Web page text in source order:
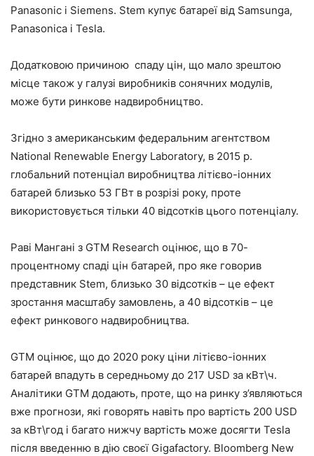
Panasonic і Siemens. Stem купує батареї від Samsunga,
Panasonica і Tesla.
Додатковою причиною спаду цін, що мало зрештою
місце також у галузі виробників сонячних модулів,
може бути ринкове надвиробництво.
Згідно з американським федеральним агентством
National Renewable Energy Laboratory, в 2015 р.
глобальний потенціал виробництва літієво-іонних
батарей близько 53 ГВт в розрізі року, проте
використовується тільки 40 відсотків цього потенціалу.
Раві Мангані з GTM Research оцінює, що в 70-
процентному спаді цін батарей, про яке говорив
представник Stem, близько 30 відсотків – це ефект
зростання масштабу замовлень, а 40 відсотків – це
ефект ринкового надвиробництва.
GTM оцінює, що до 2020 року ціни літієво-іонних
батарей впадуть в середньому до 217 USD за кВт\ч.
Аналітики GTM додають, проте, що на ринку з’являються
вже прогнози, які говорять навіть про вартість 200 USD
за кВт\год і багато нижчу вартість може досягти Tesla
після введенню в дію своєї Gigafactory. Bloomberg New